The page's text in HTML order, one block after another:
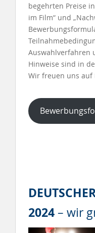
begehrten Preise
im Film“ und
Auswahlverfahren
Hinweise sind in
Wir freuen uns auf
2024 – wir